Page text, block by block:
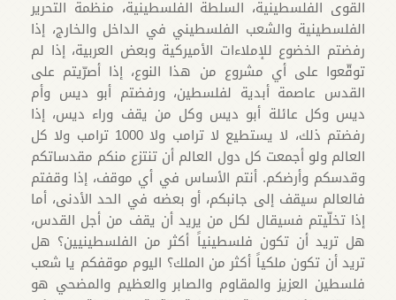
القوى الفلسطينية، السلطة الفلسطينية، منظمة التحرير
الفلسطينية والشعب الفلسطيني في الداخل والخارج، إذا
رفضتم الخضوع للإملاءات الأميركية وبعض العربية، إذا لم
توقّعوا على أي مشروع من هذا النوع، إذا أصرّيتم على
القدس عاصمة أبدية لفلسطين، ورفضتم أبو ديس وأم
ديس وكل عائلة أبو ديس وكل من يقف وراء ديس، إذا
رفضتم ذلك، لا يستطيع لا ترامب ولا 1000 ترامب ولا كل
العالم ولو أجمعت كل دول العالم أن تنتزع منكم مقدساتكم
وقدسكم وأرضكم. أنتم الأساس في أي موقف، إذا وقفتم
فالعالم سيقف إلى جانبكم، أو بعضه في الحد الأدنى، أما
إذا تخلّيتم فسيقال لكل من يريد أن يقف من أجل القدس،
هل تريد أن تكون فلسطينياً أكثر من الفلسطينيين؟ هل
تريد أن تكون ملكياً أكثر من الملك؟ اليوم موقفكم يا شعب
فلسطين العزيز والمقاوم والصابر والعظيم والمضحي هو